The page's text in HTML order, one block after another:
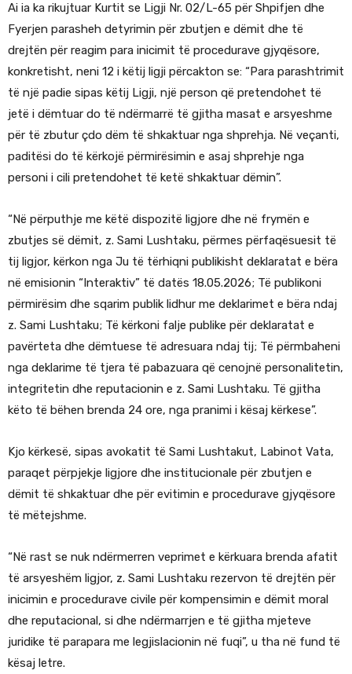
Ai ia ka rikujtuar Kurtit se Ligji Nr. 02/L-65 për Shpifjen dhe
Fyerjen parasheh detyrimin për zbutjen e dëmit dhe të
drejtën për reagim para inicimit të procedurave gjyqësore,
konkretisht, neni 12 i këtij ligji përcakton se: “Para parashtrimit
të një padie sipas këtij Ligji, një person që pretendohet të
jetë i dëmtuar do të ndërmarrë të gjitha masat e arsyeshme
për të zbutur çdo dëm të shkaktuar nga shprehja. Në veçanti,
paditësi do të kërkojë përmirësimin e asaj shprehje nga
personi i cili pretendohet të ketë shkaktuar dëmin”.
“Në përputhje me këtë dispozitë ligjore dhe në frymën e
zbutjes së dëmit, z. Sami Lushtaku, përmes përfaqësuesit të
tij ligjor, kërkon nga Ju të tërhiqni publikisht deklaratat e bëra
në emisionin “Interaktiv” të datës 18.05.2026; Të publikoni
përmirësim dhe sqarim publik lidhur me deklarimet e bëra ndaj
z. Sami Lushtaku; Të kërkoni falje publike për deklaratat e
pavërteta dhe dëmtuese të adresuara ndaj tij; Të përmbaheni
nga deklarime të tjera të pabazuara që cenojnë personalitetin,
integritetin dhe reputacionin e z. Sami Lushtaku. Të gjitha
këto të bëhen brenda 24 ore, nga pranimi i kësaj kërkese”.
Kjo kërkesë, sipas avokatit të Sami Lushtakut, Labinot Vata,
paraqet përpjekje ligjore dhe institucionale për zbutjen e
dëmit të shkaktuar dhe për evitimin e procedurave gjyqësore
të mëtejshme.
“Në rast se nuk ndërmerren veprimet e kërkuara brenda afatit
të arsyeshëm ligjor, z. Sami Lushtaku rezervon të drejtën për
inicimin e procedurave civile për kompensimin e dëmit moral
dhe reputacional, si dhe ndërmarrjen e të gjitha mjeteve
juridike të parapara me legjislacionin në fuqi”, u tha në fund të
kësaj letre.